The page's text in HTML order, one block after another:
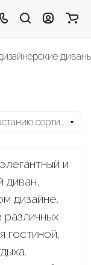
По возрастанию сортировки